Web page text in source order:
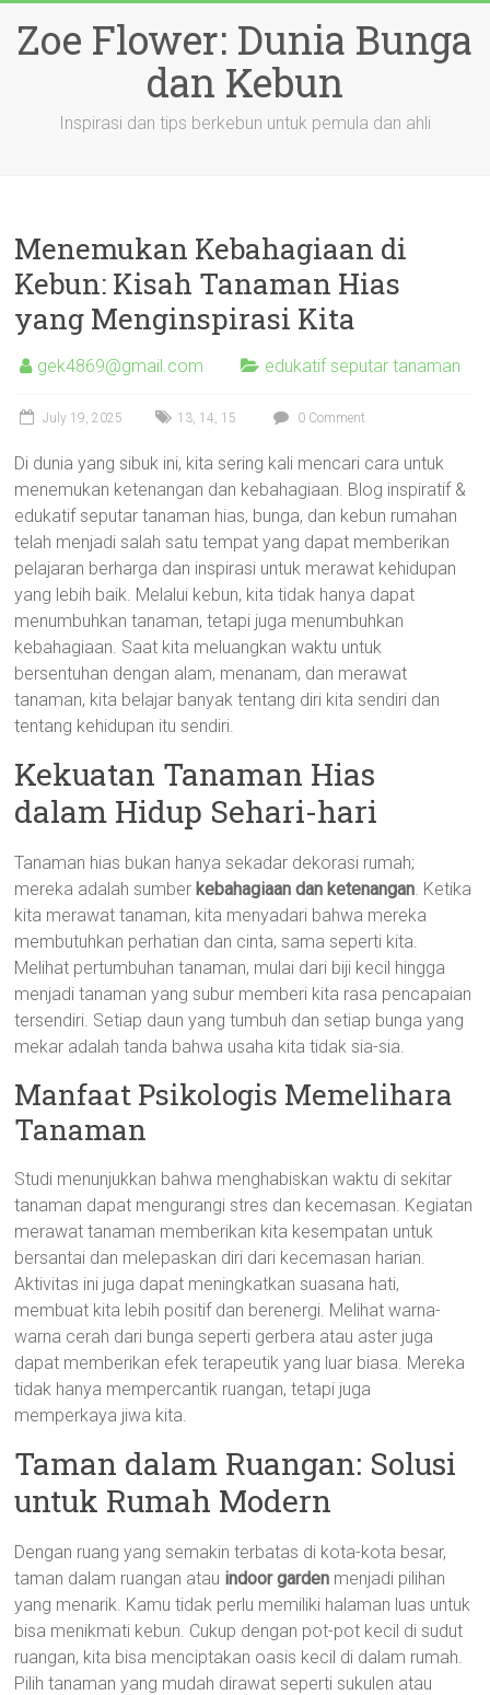
content
Zoe Flower: Dunia Bunga
dan Kebun
Inspirasi dan tips berkebun untuk pemula dan ahli
Menemukan Kebahagiaan di
Kebun: Kisah Tanaman Hias
yang Menginspirasi Kita
gek4869@gmail.com edukatif seputar tanaman
July 19, 2025 13, 14, 15 0 Comment
Di dunia yang sibuk ini, kita sering kali mencari cara untuk
menemukan ketenangan dan kebahagiaan. Blog inspiratif &
edukatif seputar tanaman hias, bunga, dan kebun rumahan
telah menjadi salah satu tempat yang dapat memberikan
pelajaran berharga dan inspirasi untuk merawat kehidupan
yang lebih baik. Melalui kebun, kita tidak hanya dapat
menumbuhkan tanaman, tetapi juga menumbuhkan
kebahagiaan. Saat kita meluangkan waktu untuk
bersentuhan dengan alam, menanam, dan merawat
tanaman, kita belajar banyak tentang diri kita sendiri dan
tentang kehidupan itu sendiri.
Kekuatan Tanaman Hias
dalam Hidup Sehari-hari
Tanaman hias bukan hanya sekadar dekorasi rumah;
mereka adalah sumber kebahagiaan dan ketenangan. Ketika
kita merawat tanaman, kita menyadari bahwa mereka
membutuhkan perhatian dan cinta, sama seperti kita.
Melihat pertumbuhan tanaman, mulai dari biji kecil hingga
menjadi tanaman yang subur memberi kita rasa pencapaian
tersendiri. Setiap daun yang tumbuh dan setiap bunga yang
mekar adalah tanda bahwa usaha kita tidak sia-sia.
Manfaat Psikologis Memelihara
Tanaman
Studi menunjukkan bahwa menghabiskan waktu di sekitar
tanaman dapat mengurangi stres dan kecemasan. Kegiatan
merawat tanaman memberikan kita kesempatan untuk
bersantai dan melepaskan diri dari kecemasan harian.
Aktivitas ini juga dapat meningkatkan suasana hati,
membuat kita lebih positif dan berenergi. Melihat warna-
warna cerah dari bunga seperti gerbera atau aster juga
dapat memberikan efek terapeutik yang luar biasa. Mereka
tidak hanya mempercantik ruangan, tetapi juga
memperkaya jiwa kita.
Taman dalam Ruangan: Solusi
untuk Rumah Modern
Dengan ruang yang semakin terbatas di kota-kota besar,
taman dalam ruangan atau indoor garden menjadi pilihan
yang menarik. Kamu tidak perlu memiliki halaman luas untuk
bisa menikmati kebun. Cukup dengan pot-pot kecil di sudut
ruangan, kita bisa menciptakan oasis kecil di dalam rumah.
Pilih tanaman yang mudah dirawat seperti sukulen atau